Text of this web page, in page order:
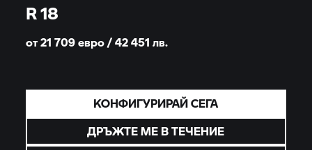
R 18
от 21 709 евро / 42 451лв.
КОНФИГУРИРАЙ СЕГА
ДРЪЖТЕ МЕ В ТЕЧЕНИЕ